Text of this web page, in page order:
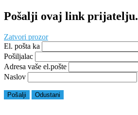
Pošalji ovaj link prijatelju.
Zatvori prozor
El. pošta ka
Pošiljalac
Adresa vaše el.pošte
Naslov
Pošalji Odustani